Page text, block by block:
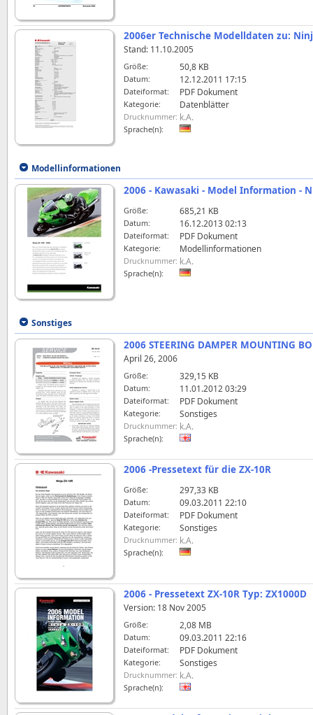
2006er Technische Modelldaten zu:
Stand: 11.10.2005
Größe: 50,8 KB
Datum: 12.12.2011 17:15
Dateiformat: PDF Dokument
Kategorie: Datenblätter
Drucknummer: k.A.
Sprache(n):
Modellinformationen
2006 - Kawasaki - Model Information -
Größe: 685,21 KB
Datum: 16.12.2013 02:13
Dateiformat: PDF Dokument
Kategorie: Modellinformationen
Drucknummer: k.A.
Sprache(n):
Sonstiges
2006 STEERING DAMPER MOUNTING
April 26, 2006
Größe: 329,15 KB
Datum: 11.01.2012 03:29
Dateiformat: PDF Dokument
Kategorie: Sonstiges
Drucknummer: k.A.
Sprache(n):
2006 -Pressetext für die ZX-10R
Größe: 297,33 KB
Datum: 09.03.2011 22:10
Dateiformat: PDF Dokument
Kategorie: Sonstiges
Drucknummer: k.A.
Sprache(n):
2006 - Pressetext ZX-10R Typ: ZX1000D
Version: 18 Nov 2005
Größe: 2,08 MB
Datum: 09.03.2011 22:16
Dateiformat: PDF Dokument
Kategorie: Sonstiges
Drucknummer: k.A.
Sprache(n):